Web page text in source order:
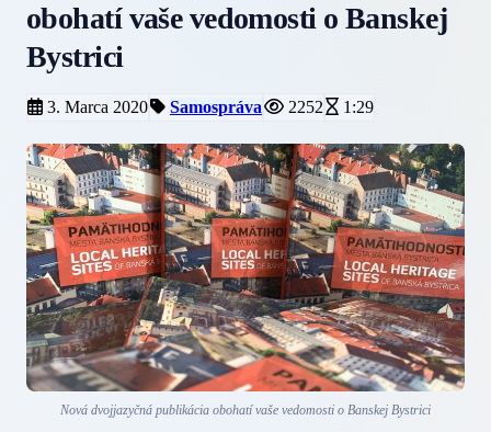
obohatí vaše vedomosti o Banskej
Bystrici
3. Marca 2020 Samospráva 2252 1:29
Nová dvojjazyčná publikácia obohatí vaše vedomosti o Banskej Bystrici